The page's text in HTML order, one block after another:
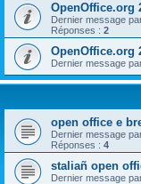
OpenOffice.org
Dernier message
Réponses : 2
OpenOffice.org
Dernier message
open office e
Dernier message
Réponses : 4
staliañ open
Dernier message